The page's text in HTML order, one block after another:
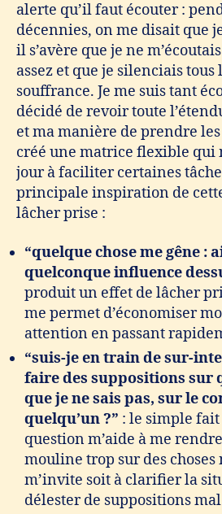
alerte qu’il faut écouter :
décennies, on me disait que
il s’avère que je ne
assez et que je silenciais tous
souffrance. Je me suis tant
décidé de revoir toute
et ma manière de prendre les
créé une matrice flexible qui
jour à faciliter certaines
principale inspiration de
lâcher prise :
“quelque chose me gêne :
quelconque influence
produit un effet de lâcher
me permet d’économiser
attention en passant
“suis-je en train de sur-
faire des suppositions sur
que je ne sais pas, sur le
quelqu’un ?” : le simple fait
question m’aide à me
mouline trop sur des choses
m’invite soit à clarifier la
délester de suppositions